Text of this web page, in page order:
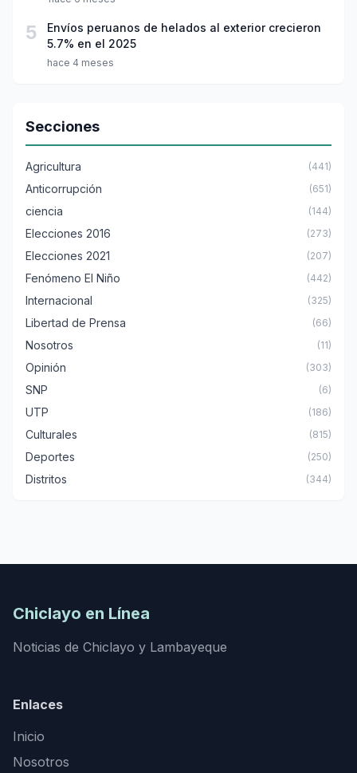
5
Envíos peruanos de helados al exterior crecieron
5.7% en el 2025
hace 4 meses
Secciones
Agricultura (441)
Anticorrupción (651)
ciencia (144)
Elecciones 2016 (273)
Elecciones 2021 (207)
Fenómeno El Niño (442)
Internacional (325)
Libertad de Prensa (66)
Nosotros (11)
Opinión (303)
SNP (6)
UTP (186)
Culturales (815)
Deportes (250)
Distritos (344)
Chiclayo en Línea
Noticias de Chiclayo y Lambayeque
Enlaces
Inicio
Nosotros